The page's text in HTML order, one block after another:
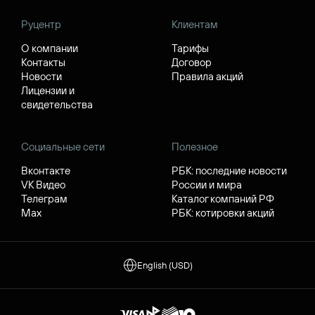
Руцентр
О компании
Контакты
Новости
Лицензии и
свидетельства
Клиентам
Тарифы
Договор
Правила акций
Социальные сети
Вконтакте
VK Видео
Телеграм
Max
Полезное
РБК: последние новости
России и мира
Каталог компаний РФ
РБК: котировки акций
English (USD)